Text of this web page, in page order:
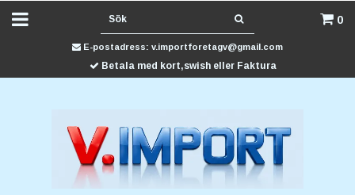
0
E-postadress: v.importforetagv@gmail.com
Betala med kort,swish eller Faktura